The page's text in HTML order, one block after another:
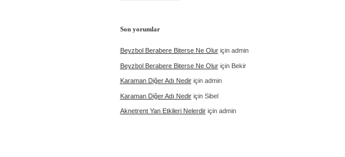
Son yorumlar
Beyzbol Berabere Biterse Ne Oluriçin admin
Beyzbol Berabere Biterse Ne Oluriçin Bekir
Karaman Diğer Adı Nediriçin admin
Karaman Diğer Adı Nediriçin Sibel
Aknetrent Yan Etkileri Nelerdiriçin admin